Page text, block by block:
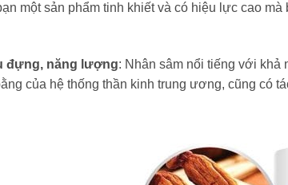
một sản phẩm tinh khiết và có hiệu lực cao
đựng, năng lượng: Nhân sâm nổi tiếng với khả
của hệ thống thần kinh trung ương, cũng có